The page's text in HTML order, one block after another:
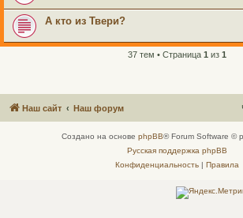
А кто из Твери?
37 тем • Страница 1 из 1
Наш сайт Наш форум
Создано на основе phpBB® Forum Software ©
Русская поддержка phpBB
Конфиденциальность| Правила